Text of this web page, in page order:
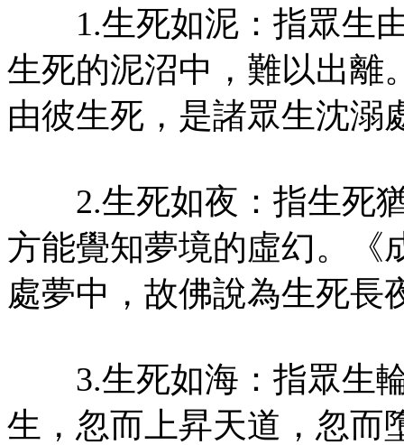
1.生死如泥：指眾生由
生死的泥沼中，難以出離
由彼生死，是諸眾生沈溺
2.生死如夜：指生死猶
方能覺知夢境的虛幻。《
處夢中，故佛說為生死長
3.生死如海：指眾生輪
生，忽而上昇天道，忽而